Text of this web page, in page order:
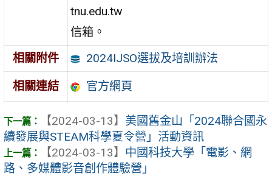
tnu.edu.tw
信箱。
相關附件
2024IJSO選拔及培訓辦法
相關連結 官方網頁
【2024-03-13】 美國舊金山「2024聯合國永
續發展與STEAM科學夏令營」活動資訊
【2024-03-13】 中國科技大學「電影、網
路、多媒體影音創作體驗營」